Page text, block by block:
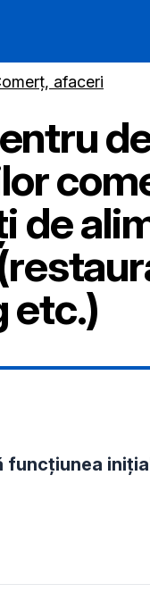
afaceri
de
etc.)
funcțiunea